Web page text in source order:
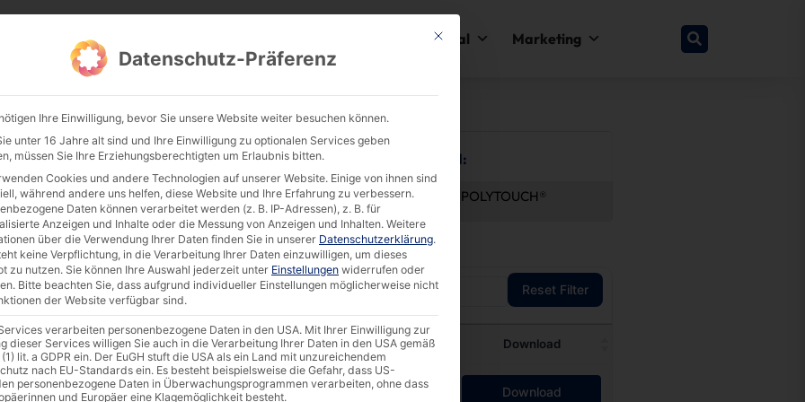
Products Company & Legal Marketing
Firmware Certifications Success Stories
Search by Brand:
AKHET®faytech® POLYTOUCH®
Search: Reset Filter
Size Categories Update Date Download
AKHET®,Datasheet,Rack Server,
22 April 2025 Download
This button closes the dialog. Its functionality is identical to the Nur
Datenschutz-Präferenz
Ihre Einwilligung, bevor Sie unsere Website weiter besuchen können.
unter 16 Jahre alt sind und Ihre Einwilligung zu optionalen Services geben
müssen Sie Ihre Erziehungsberechtigten um Erlaubnis bitten.
Cookies und andere Technologien auf unserer Website. Einige von ihnen sind
während andere uns helfen, diese Website und Ihre Erfahrung zu verbessern.
Daten können verarbeitet werden (z. B. IP-Adressen), z. B. für
Anzeigen und Inhalte oder die Messung von Anzeigen und Inhalten. Weitere
über die Verwendung Ihrer Daten finden Sie in unserer Datenschutzerklärung.
keine Verpflichtung, in die Verarbeitung Ihrer Daten einzuwilligen, um dieses
zu nutzen. Sie können Ihre Auswahl jederzeit unter Einstellungen widerrufen oder
Bitte beachten Sie, dass aufgrund individueller Einstellungen möglicherweise nicht
der Website verfügbar sind.
verarbeiten personenbezogene Daten in den USA. Mit Ihrer Einwilligung zur
dieser Services willigen Sie auch in die Verarbeitung Ihrer Daten in den USA gemäß
lit. a GDPR ein. Der EuGH stuft die USA als ein Land mit unzureichendem
nach EU-Standards ein. Es besteht beispielsweise die Gefahr, dass US-
personenbezogene Daten in Überwachungsprogrammen verarbeiten, ohne dass
und Europäer eine Klagemöglichkeit besteht.